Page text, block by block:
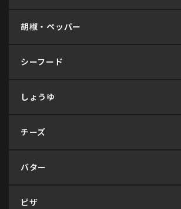
胡椒・ペッパー
シーフード
しょうゆ
チーズ
バター
ピザ